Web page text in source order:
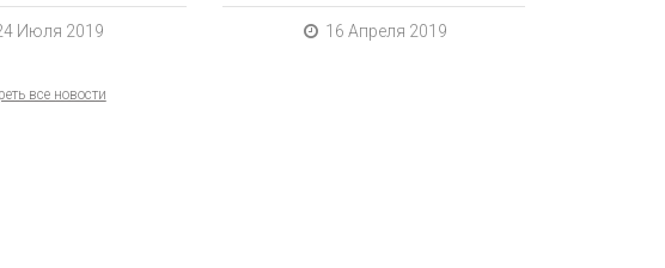
Июля 2019 16 Апреля 2019
все новости